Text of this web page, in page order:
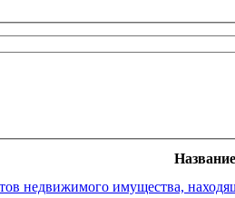
недвижимого имущества,